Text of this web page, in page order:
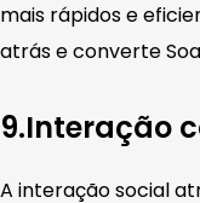
mais rápidos e
atrás e converte
9.Interação
A interação social